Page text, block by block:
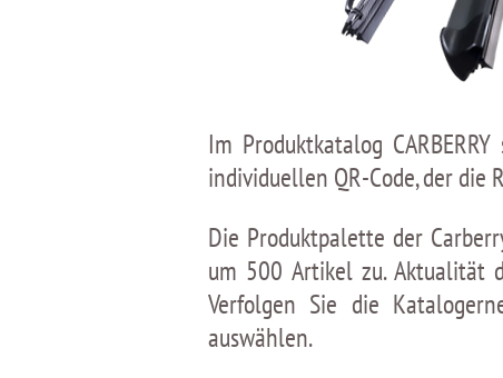
Im Produktkatalog
individuellen QR-Сode, der
Die Produktpalette der
um 500 Artikel zu. Aktualität
Verfolgen Sie die
auswählen.